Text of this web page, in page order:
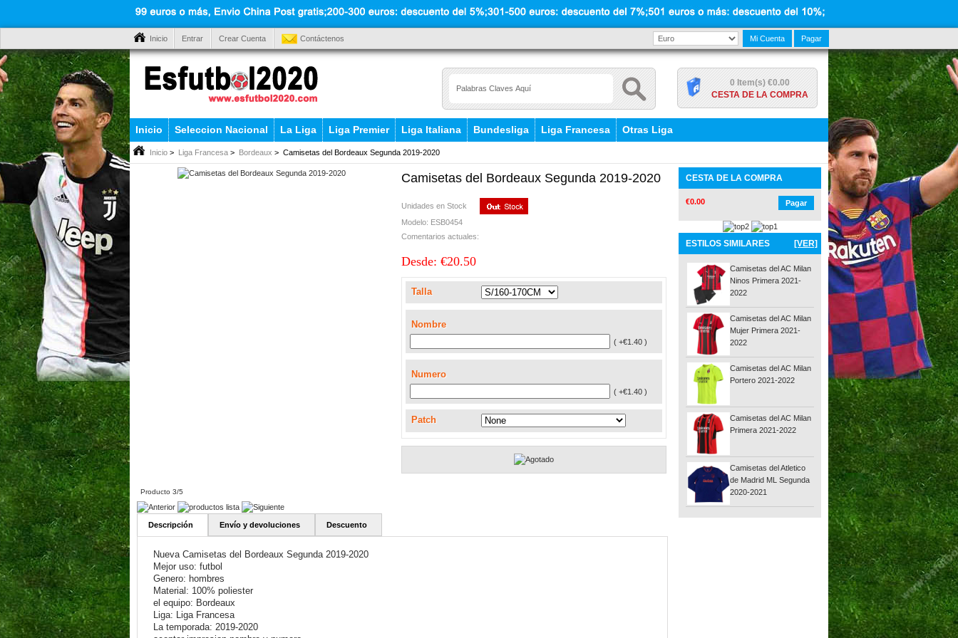
Inicio Entrar Crear Cuenta Contáctenos Pagar
Mi Cuenta
0 Item(s) €0.00
CESTA DE LA COMPRA
Inicio Seleccion Nacional La Liga Liga Premier Liga Italiana Bundesliga Liga Francesa Otras Liga
Inicio > Liga Francesa > Bordeaux > Camisetas del Bordeaux Segunda 2019-2020
Camisetas del Bordeaux Segunda 2019-2020
Unidades en Stock
Modelo: ESB0454
Comentarios actuales:
Desde: €20.50
Talla
Nombre
( +€1.40 )
Numero
( +€1.40 )
Patch
Producto 3/5
Descripción Envío y devoluciones Descuento
Nueva Camisetas del Bordeaux Segunda 2019-2020
Mejor uso: futbol
Genero: hombres
Material: 100% poliester
el equipo: Bordeaux
Liga: Liga Francesa
La temporada: 2019-2020
CESTA DE LA COMPRA
€0.00 Pagar
ESTILOS SIMILARES [VER]
Camisetas del AC Milan
Ninos Primera 2021-
2022
Camisetas del AC Milan
Mujer Primera 2021-
2022
Camisetas del AC Milan
Portero 2021-2022
Camisetas del AC Milan
Primera 2021-2022
Camisetas del Atletico
de Madrid ML Segunda
2020-2021